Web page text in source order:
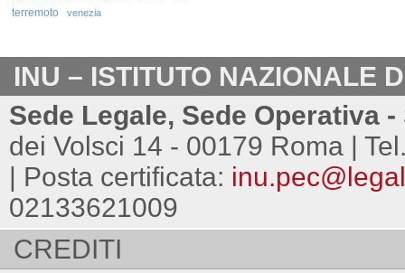
terremoto venezia
INU – ISTITUTO NAZIONALE
Sede Legale, Sede Operativa
dei Volsci 14 - 00179 Roma |
| Posta certificata:
02133621009
CREDITI